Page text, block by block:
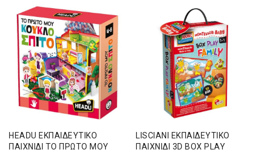
HEADU ΕΚΠΑΙΔΕΥΤΙΚΟ
ΠΑΙΧΝΙΔΙ ΤΟ ΠΡΩΤΟ ΜΟΥ
LISCIANI ΕΚΠΑΙΔΕΥΤΙΚΟ
ΠΑΙΧΝΙΔΙ 3D BOX PLAY